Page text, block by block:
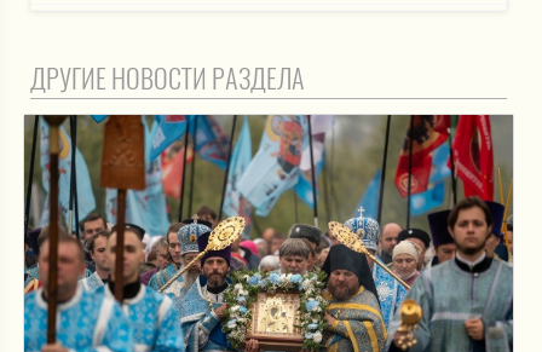
ДРУГИЕ НОВОСТИ РАЗДЕЛА